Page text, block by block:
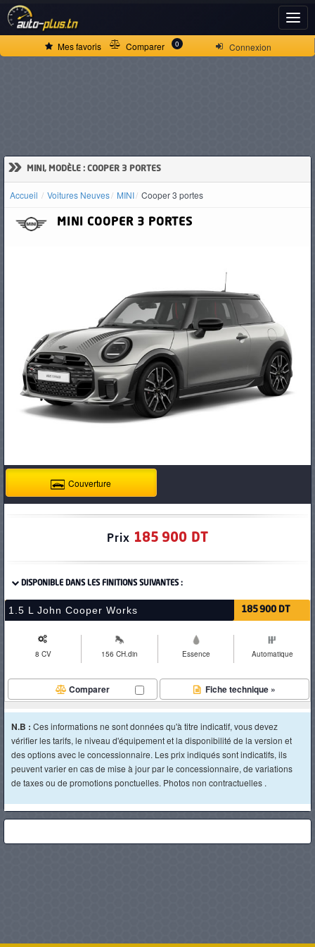
Connexion
Mes favoris Comparer 0
» MINI, MODÈLE : COOPER 3 PORTES
Accueil Voitures Neuves MINI Cooper 3 portes
MINI COOPER 3 PORTES
Couverture
Prix 185 900 DT
DISPONIBLE DANS LES FINITIONS SUIVANTES :
1.5 L John Cooper Works 185 900 DT
8 CV 156 CH.din Essence Automatique
Fiche technique »
Comparer
N.B : Ces informations ne sont données qu'à titre indicatif, vous devez
vérifier les tarifs, le niveau d'équipement et la disponibilité de la version et
des options avec le concessionnaire. Les prix indiqués sont indicatifs, ils
peuvent varier en cas de mise à jour par le concessionnaire, de variations
de taxes ou de promotions ponctuelles. Photos non contractuelles .
ACCUEIL
D'OCCASION
PNEUS